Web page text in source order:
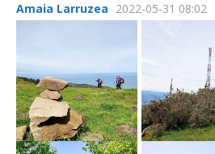
Amaia Larruzea 2022-05-31 08:02